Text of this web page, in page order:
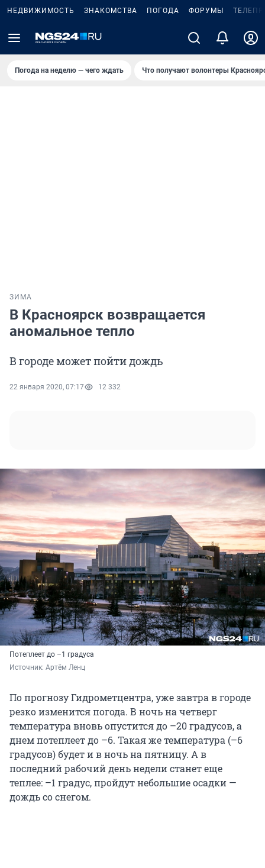
НЕДВИЖИМОСТЬ ЗНАКОМСТВА ПОГОДА ФОРУМЫ
Погода на неделю — чего ждать Что получают волонтеры
ЗИМА
В Красноярск возвращается
аномальное тепло
В городе может пойти дождь
22 января 2020, 07:17 12 332
Потеплеет до –1 градуса
Источник: Артём Ленц
По прогнозу Гидрометцентра, уже завтра в городе
резко изменится погода. В ночь на четверг
температура вновь опустится до –20 градусов, а
днем потеплеет до –6. Такая же температура (–6
градусов) будет и в ночь на пятницу. А в
последний рабочий день недели станет еще
теплее: –1 градус, пройдут небольшие осадки —
дождь со снегом.